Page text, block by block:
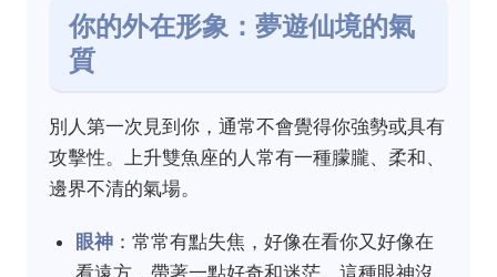
你的外在形象：夢遊仙境的氣
質
別人第一次見到你，通常不會覺得你強勢或具有
攻擊性。上升雙魚座的人常有一種朦朧、柔和、
邊界不清的氣場。
眼神 ：常常有點失焦，好像在看你又好像在